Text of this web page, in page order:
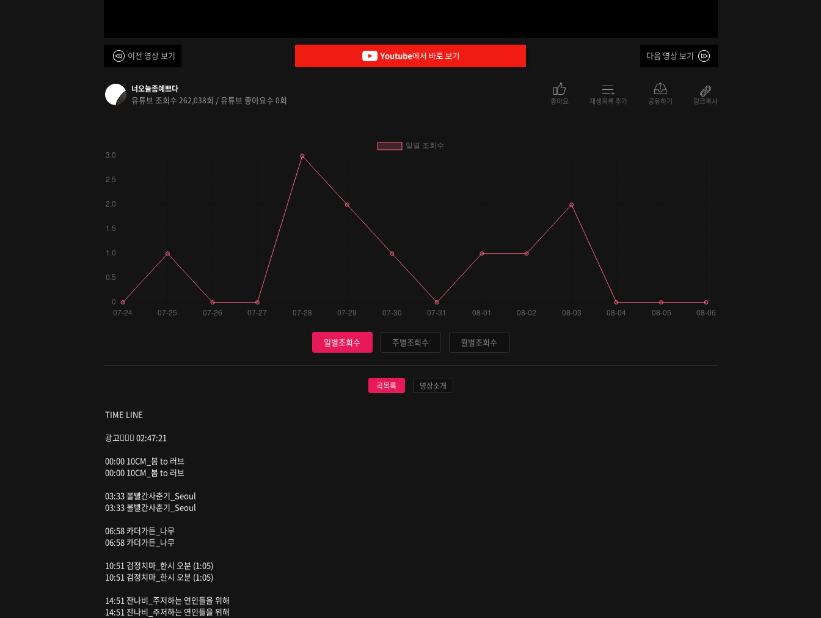
이전 영상 보기 다음 영상 보기
너오늘좀예쁘다
유튜브 조회수 262,038회 / 유튜브 좋아요수 0회 좋아요 재생목록 추가 공유하기 링크복사
일별조회수 주별조회수 월별조회수
곡목록 영상소개
TIME LINE
광고🙅🏻‍♀ 02:47:21
00:00 10CM_봄 to 러브
00:00 10CM_봄 to 러브
03:33 볼빨간사춘기_Seoul
03:33 볼빨간사춘기_Seoul
06:58 카더가든_나무
06:58 카더가든_나무
10:51 검정치마_한시 오분 (1:05)
10:51 검정치마_한시 오분 (1:05)
14:51 잔나비_주저하는 연인들을 위해
14:51 잔나비_주저하는 연인들을 위해